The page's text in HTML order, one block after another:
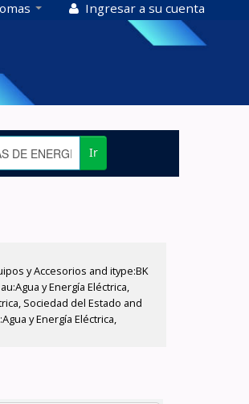
Ingresar a su cuenta
Ir
y Accesorios and itype:BK
y Energía Eléctrica,
Sociedad del Estado and
y Energía Eléctrica,